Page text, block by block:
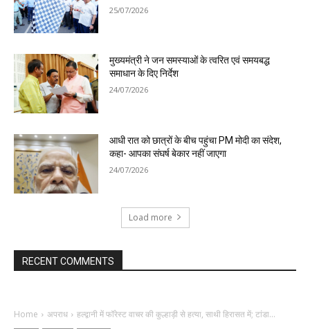
25/07/2026
मुख्यमंत्री ने जन समस्याओं के त्वरित एवं समयबद्ध
समाधान के दिए निर्देश
24/07/2026
आधी रात को छात्रों के बीच पहुंचा PM मोदी का संदेश,
कहा- आपका संघर्ष बेकार नहीं जाएगा
24/07/2026
Load more
RECENT COMMENTS